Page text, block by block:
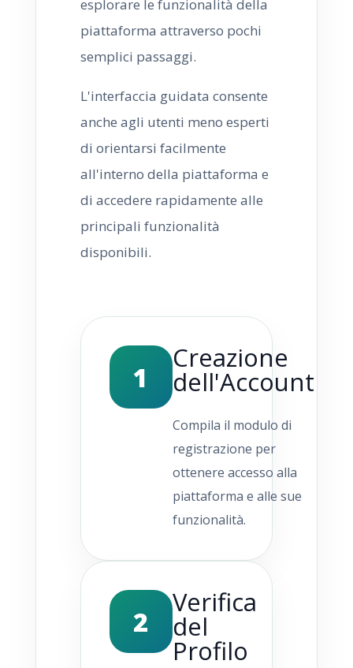
esplorare le funzionalità della
piattaforma attraverso pochi
semplici passaggi.
L'interfaccia guidata consente
anche agli utenti meno esperti
di orientarsi facilmente
all'interno della piattaforma e
di accedere rapidamente alle
principali funzionalità
disponibili.
1
Creazione
dell'Account
Compila il modulo di
registrazione per
ottenere accesso alla
piattaforma e alle sue
funzionalità.
2
Verifica
del
Profilo